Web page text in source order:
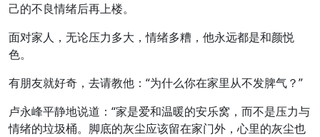
己的不良情绪后再上楼。
面对家人，无论压力多大，情绪多糟，他永远都是和颜悦
色。
有朋友就好奇，去请教他：“为什么你在家里从不发脾气？”
卢永峰平静地说道：“家是爱和温暖的安乐窝，而不是压力与
情绪的垃圾桶。脚底的灰尘应该留在家门外，心里的灰尘也